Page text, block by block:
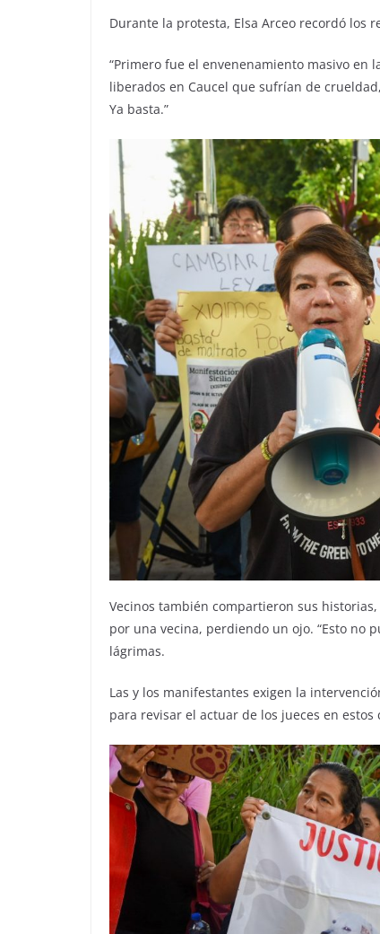
Durante la protesta, Elsa Arceo recordó los
“Primero fue el envenenamiento masivo en
liberados en Caucel que sufrían de
Ya basta.”
Vecinos también compartieron sus
por una vecina, perdiendo un ojo. “Esto no
lágrimas.
Las y los manifestantes exigen la
para revisar el actuar de los jueces en estos